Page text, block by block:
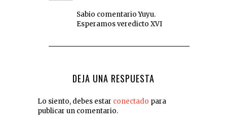
Sabio comentario Yuyu.
Esperamos veredicto XVI
DEJA UNA RESPUESTA
Lo siento, debes estar conectado para
publicar un comentario.